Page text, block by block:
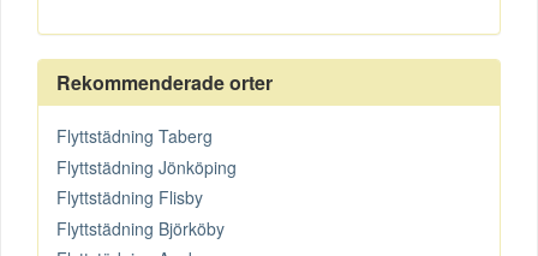
Rekommenderade orter
Flyttstädning Taberg
Flyttstädning Jönköping
Flyttstädning Flisby
Flyttstädning Björköby